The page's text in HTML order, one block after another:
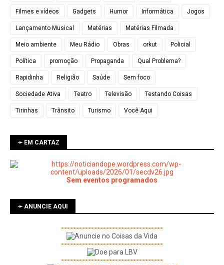
Filmes e vídeos Gadgets Humor Informática Jogos
Lançamento Musical Matérias Matérias Filmada
Meio ambiente Meu Rádio Obras orkut Policial
Política promoção Propaganda Qual Problema?
Rapidinha Religião Saúde Sem foco
Sociedade Ativa Teatro Televisão Testando Coisas
Tirinhas Trânsito Turismo Você Aqui
➛ EM CARTAZ
Sem eventos programados
➛ ANUNCIE AQUI
----------------------------------
----------------------------------
----------------------------------